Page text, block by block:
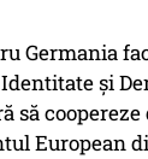
Germania
și
să
European